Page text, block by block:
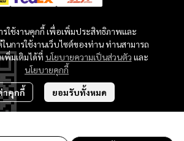
รใช้งานคุกกี้ เพื่อเพิ่มประสิทธิภาพและ
การใช้งานเว็บไซต์ของท่าน ท่านสามารถ
พิ่มเติมได้ที่ นโยบายความเป็นส่วนตัว และ
นโยบายคุกกี้
าคุกกี้ ยอมรับทั้งหมด